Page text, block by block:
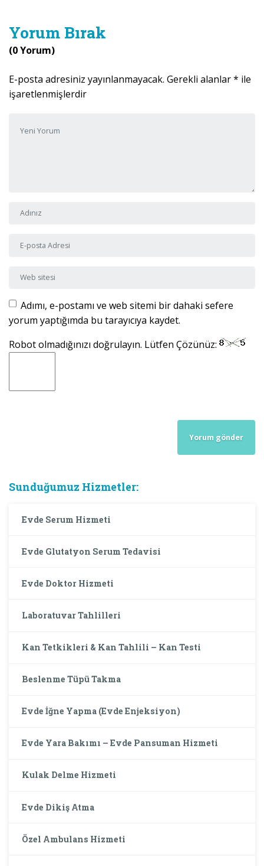
Yorum Bırak
(0 Yorum)
E-posta adresiniz yayınlanmayacak. Gerekli alanlar* ile
işaretlenmişlerdir
Adı ve Soyadı
E-posta Adresi
Web sitesi
Adımı, e-postamı ve web sitemi bir dahaki sefere
yorum yaptığımda bu tarayıcıya kaydet.
Robot olmadığınızı doğrulayın. Lütfen Çözünüz:
Sunduğumuz Hizmetler:
Evde Serum Hizmeti
Evde Glutatyon Serum Tedavisi
Evde Doktor Hizmeti
Laboratuvar Tahlilleri
Kan Tetkikleri & Kan Tahlili – Kan Testi
Beslenme Tüpü Takma
Evde İğne Yapma (Evde Enjeksiyon)
Evde Yara Bakımı – Evde Pansuman Hizmeti
Kulak Delme Hizmeti
Evde Dikiş Atma
Özel Ambulans Hizmeti